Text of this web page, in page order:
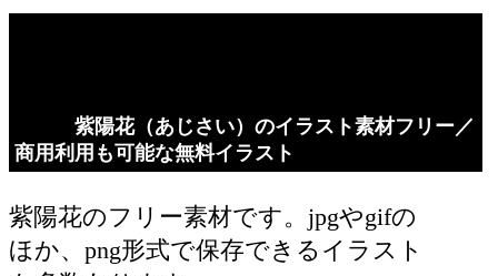
紫陽花（あじさい）のイラスト素材フリー／
商用利用も可能な無料イラスト
紫陽花のフリー素材です。jpgやgifの
ほか、png形式で保存できるイラスト